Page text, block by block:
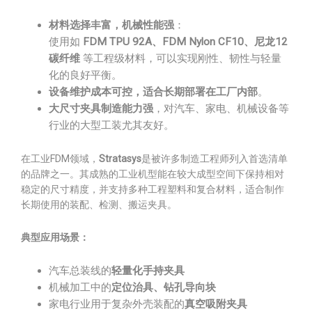
材料选择丰富，机械性能强 ：
使用如 FDM TPU 92A、FDM Nylon CF10、尼龙12
碳纤维 等工程级材料，可以实现刚性、韧性与轻量
化的良好平衡。
设备维护成本可控，适合长期部署在工厂内部。
大尺寸夹具制造能力强 ，对汽车、家电、机械设备等
行业的大型工装尤其友好。
在工业FDM领域， Stratasys是被许多制造工程师列入首选清单
的品牌之一。其成熟的工业机型能在较大成型空间下保持相对
稳定的尺寸精度，并支持多种工程塑料和复合材料，适合制作
长期使用的装配、检测、搬运夹具。
典型应用场景：
汽车总装线的轻量化手持夹具
机械加工中的定位治具、钻孔导向块
家电行业用于复杂外壳装配的真空吸附夹具